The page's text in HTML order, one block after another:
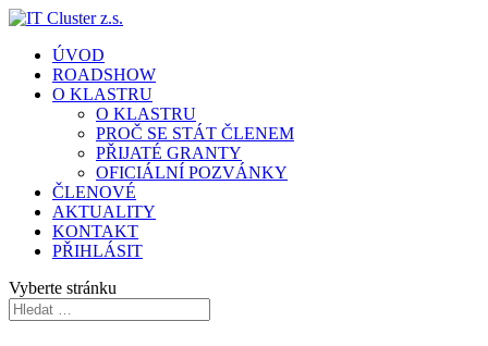
ÚVOD
ROADSHOW
O KLASTRU
O KLASTRU
PROČ SE STÁT ČLENEM
PŘIJATÉ GRANTY
OFICIÁLNÍ POZVÁNKY
ČLENOVÉ
AKTUALITY
KONTAKT
PŘIHLÁSIT
Vyberte stránku